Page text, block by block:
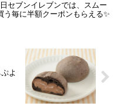
セブンイレブンでは、スムー
う毎に半額クーポンもらえる✨
よ